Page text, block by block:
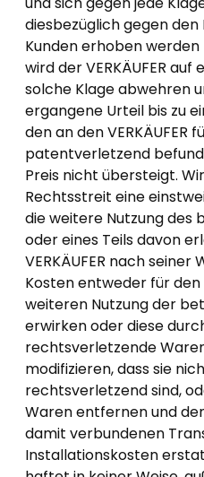
diesbezüglich gegen den
Kunden erhoben
wird der VERKÄUFER
solche Klage abwehren
ergangene Urteil bis zu
den an den VERKÄUFER
patentverletzend
Preis nicht übersteigt.
Rechtsstreit eine
die weitere Nutzung des
oder eines Teils davon
VERKÄUFER nach seiner
Kosten entweder für den
weiteren Nutzung der
erwirken oder diese
rechtsverletzende
modifizieren, dass sie
rechtsverletzend sind,
Waren entfernen und
damit verbundenen
Installationskosten